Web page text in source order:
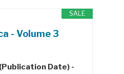
SALE
- Volume 3
Date) -